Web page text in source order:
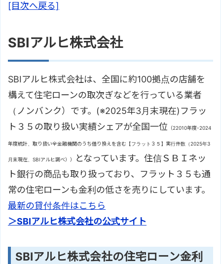
[目次へ戻る]
SBIアルヒ株式会社
SBIアルヒ株式会社は、全国に約100拠点の店舗を
構えて住宅ローンの取次ぎなどを行っている業者
（ノンバンク）です。(※2025年3月末現在)フラッ
ト３５の取り扱い実績シェアが全国一位 （22010年度-2024
年度統計、取り扱い全金融機関のうち借り換えを含む【フラット３５】実行件数（2025年3
月末現在、SBIアルヒ調べ））
となっています。住信ＳＢＩネッ
ト銀行の商品も取り扱っており、フラット３５も通
常の住宅ローンも金利の低さを売りにしています。
最新の貸付条件はこちら
＞SBIアルヒ株式会社の公式サイト
SBIアルヒ株式会社の住宅ローン金利